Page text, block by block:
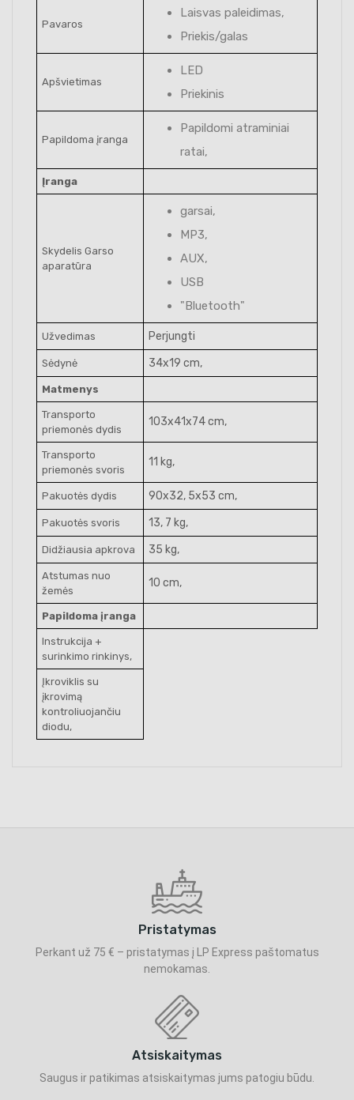
Pavaros
Laisvas paleidimas,
Priekis/galas
Apšvietimas
LED
Priekinis
Papildoma įranga
Papildomi atraminiai
ratai,
Įranga
Skydelis Garso
aparatūra
garsai,
MP3,
AUX,
USB
"Bluetooth"
Užvedimas Perjungti
Sėdynė 34x19 cm,
Matmenys
Transporto
priemonės dydis
103x41x74 cm,
Transporto
priemonės svoris
11 kg,
Pakuotės dydis 90x32, 5x53 cm,
Pakuotės svoris 13, 7 kg,
Didžiausia apkrova 35 kg,
Atstumas nuo
žemės
10 cm,
Papildoma įranga
Instrukcija +
surinkimo rinkinys,
Įkroviklis su
įkrovimą
kontroliuojančiu
diodu,
Pristatymas
Perkant už 75 € – pristatymas į LP Express paštomatus
nemokamas.
Atsiskaitymas
Saugus ir patikimas atsiskaitymas jums patogiu būdu.